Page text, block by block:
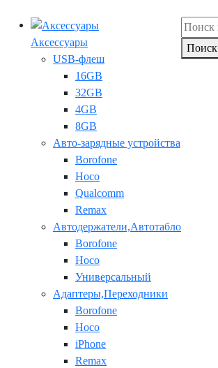
Аксессуары
USB-флеш
16GB
32GB
4GB
8GB
Авто-зарядные устройства
Borofone
Hoco
Qualcomm
Remax
Автодержатели,Автотабло
Borofone
Hoco
Универсальный
Адаптеры,Переходники
Borofone
Hoco
iPhone
Remax
Поиск